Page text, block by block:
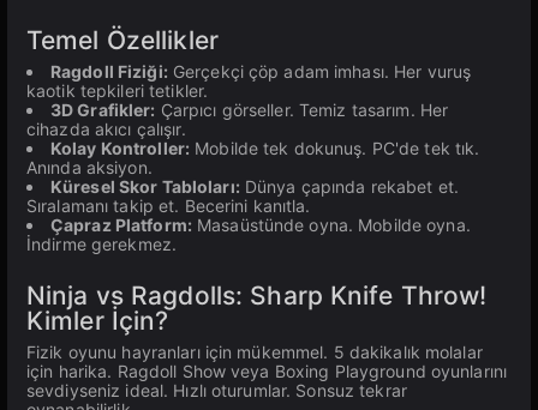
Temel Özellikler
Ragdoll Fiziği: Gerçekçi çöp adam imhası. Her vuruş
kaotik tepkileri tetikler.
3D Grafikler: Çarpıcı görseller. Temiz tasarım. Her
cihazda akıcı çalışır.
Kolay Kontroller: Mobilde tek dokunuş. PC'de tek tık.
Anında aksiyon.
Küresel Skor Tabloları: Dünya çapında rekabet et.
Sıralamanı takip et. Becerini kanıtla.
Çapraz Platform: Masaüstünde oyna. Mobilde oyna.
İndirme gerekmez.
Ninja vs Ragdolls: Sharp Knife Throw!
Kimler İçin?
Fizik oyunu hayranları için mükemmel. 5 dakikalık molalar
için harika. Ragdoll Show veya Boxing Playground oyunlarını
sevdiyseniz ideal. Hızlı oturumlar. Sonsuz tekrar